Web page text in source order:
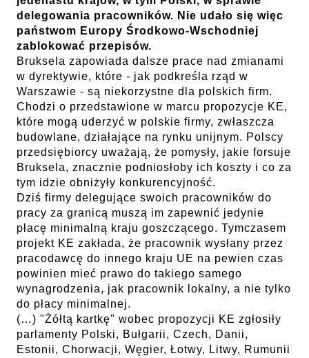
delegowania pracowników. Nie udało się więc
państwom Europy Środkowo-Wschodniej
zablokować przepisów.
Bruksela zapowiada dalsze prace nad zmianami
w dyrektywie, które - jak podkreśla rząd w
Warszawie - są niekorzystne dla polskich firm.
Chodzi o przedstawione w marcu propozycje KE,
które mogą uderzyć w polskie firmy, zwłaszcza
budowlane, działające na rynku unijnym. Polscy
przedsiębiorcy uważają, że pomysły, jakie forsuje
Bruksela, znacznie podniosłoby ich koszty i co za
tym idzie obniżyły konkurencyjność.
Dziś firmy delegujące swoich pracowników do
pracy za granicą muszą im zapewnić jedynie
płacę minimalną kraju goszczącego. Tymczasem
projekt KE zakłada, że pracownik wysłany przez
pracodawcę do innego kraju UE na pewien czas
powinien mieć prawo do takiego samego
wynagrodzenia, jak pracownik lokalny, a nie tylko
do płacy minimalnej.
(…) "Żółtą kartkę" wobec propozycji KE zgłosiły
parlamenty Polski, Bułgarii, Czech, Danii,
Estonii, Chorwacji, Węgier, Łotwy, Litwy, Rumunii